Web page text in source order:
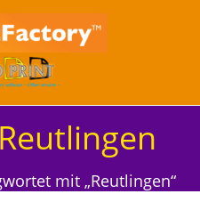
S
k
i
p
t
n
S
k
i
p
t
c
Reutlingen
mit „Reutlingen“